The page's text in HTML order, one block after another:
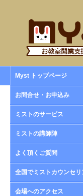
Myst トップページ
お問合せ・お申込み
ミストのサービス
ミストの講師陣
よく頂くご質問
全国でミストカウンセリ
会場へのアクセス